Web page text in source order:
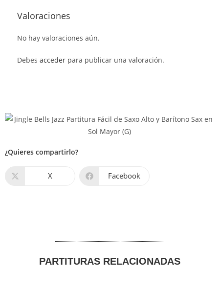
¿Quieres compartirlo?
X Facebook
Valoraciones
No hay valoraciones aún.
Debes acceder para publicar una valoración.
PARTITURAS RELACIONADAS